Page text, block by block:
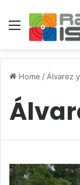
Menu
Home / Álvarez